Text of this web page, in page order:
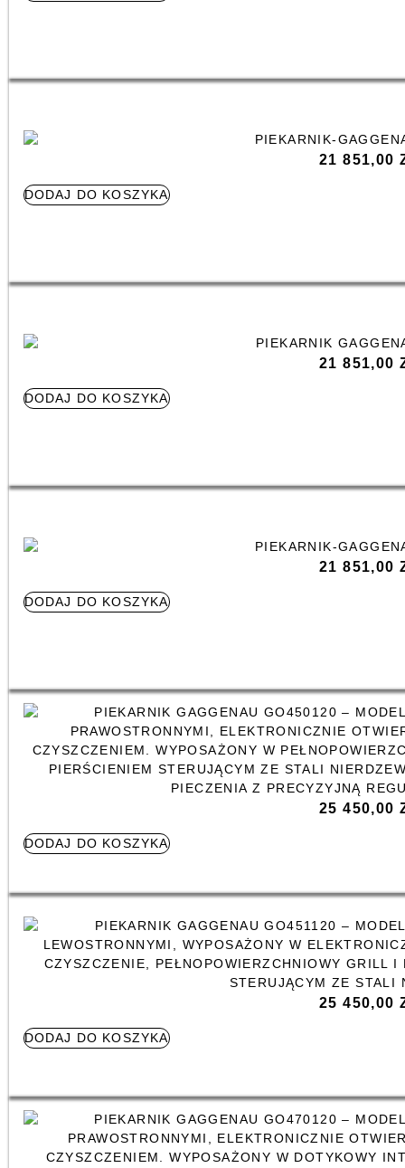
21 851,00
DODAJ DO KOSZYKA
21 851,00
DODAJ DO KOSZYKA
21 851,00
DODAJ DO KOSZYKA
25 450,00
DODAJ DO KOSZYKA
25 450,00
DODAJ DO KOSZYKA